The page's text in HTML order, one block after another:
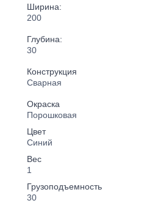
Ширина:
200
Глубина:
30
Конструкция
Сварная
Окраска
Порошковая
Цвет
Синий
Вес
1
Грузоподъемность
30